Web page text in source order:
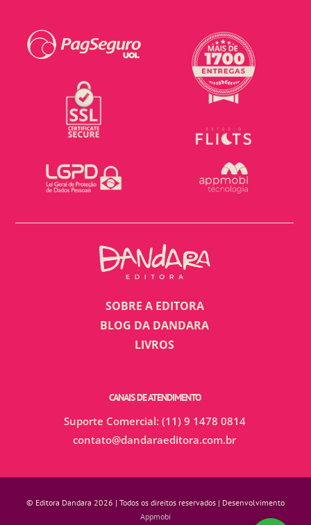
SOBRE A EDITORA
BLOG DA DANDARA
LIVROS
CANAIS DE ATENDIMENTO
Suporte Comercial: (11) 9 1478 0814
contato@dandaraeditora.com.br
© Editora Dandara 2026 | Todos os direitos reservados | Desenvolvimento
Appmobi